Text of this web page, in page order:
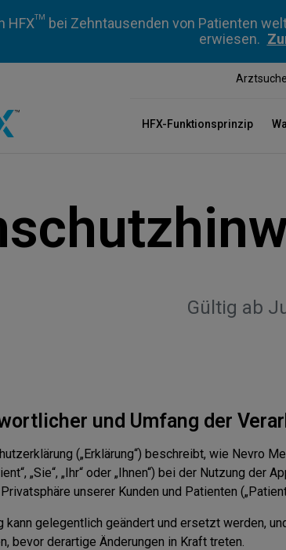
HFXTM
bei Zehntausenden von Patienten
erwiesen.
Arztsuche
HFX-Funktionsprinzip
Gültig ab
und Umfang der
(„Erklärung“) beschreibt, wie Nevro
„Sie“, „Ihr“ oder „Ihnen“) bei der Nutzung
unserer Kunden und Patienten
kann gelegentlich geändert und ersetzt werden,
bevor derartige Änderungen in Kraft treten.